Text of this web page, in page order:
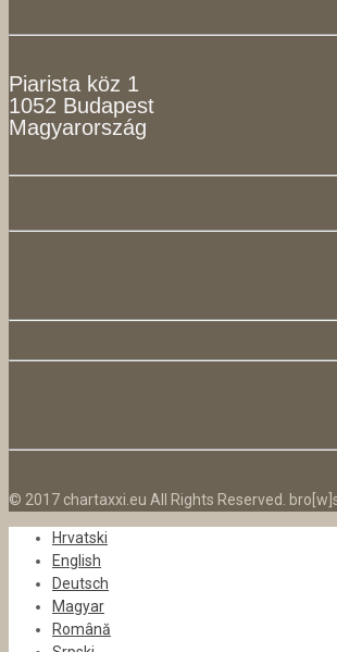
Piarista köz 1
1052 Budapest
Magyarország
© 2017 chartaxxi.eu All Rights Reserved.
Hrvatski
English
Deutsch
Magyar
Română